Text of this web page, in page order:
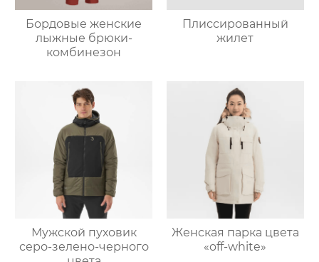
Бордовые женские
лыжные брюки-
комбинезон
Плиссированный
жилет
Мужской пуховик
серо-зелено-черного
Женская парка цвета
«off-white»